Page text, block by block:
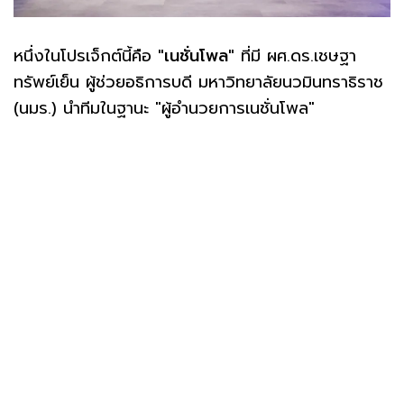
หนึ่งในโปรเจ็กต์นี้คือ "เนชั่นโพล" ที่มี ผศ.ดร.เชษฐา
ทรัพย์เย็น ผู้ช่วยอธิการบดี มหาวิทยาลัยนวมินทราธิราช
(นมร.) นำทีมในฐานะ "ผู้อำนวยการเนชั่นโพล"